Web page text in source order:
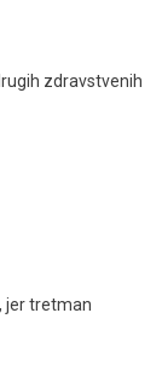
zdravstvenih
jer tretman